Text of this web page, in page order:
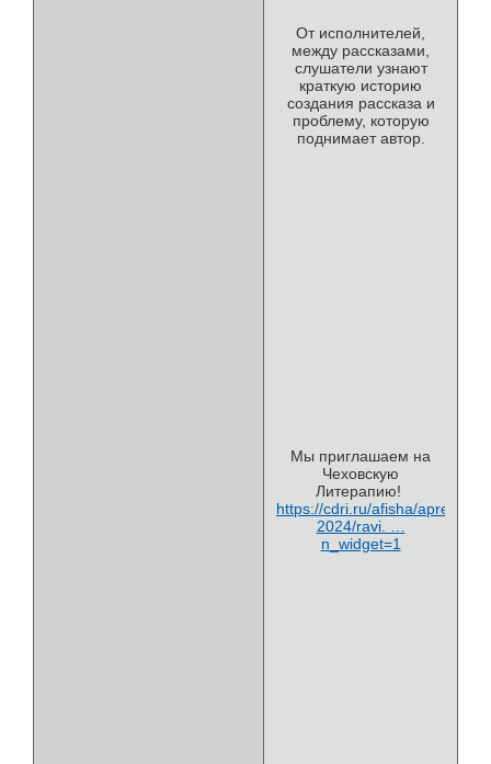
От исполнителей,
между рассказами,
слушатели узнают
краткую историю
создания рассказа и
проблему, которую
поднимает автор.
Мы приглашаем на
Чеховскую
Литерапию!
https://cdri.ru/afisha/aprel-
2024/ravi. …
n_widget=1